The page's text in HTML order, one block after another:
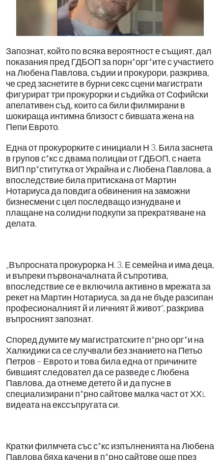
Запознат, който по всяка вероятност е същият, дал
показания пред ГДБОП за порн*орг*ите с участието
на Любена Павлова, съдии и прокурори, разкрива,
че сред заснетите в бурни секс сцени магистрати
фигурират три прокурорки и съдийка от Софийски
апелативен съд, които са били филмирани в
шокираща интимна близост с бившата жена на
Пепи Еврото.
Една от прокурорките с инициали Н 3. Била заснета
в групов с*кс с двама полицаи от ГДБОП, с наета
ВИП пр*ститутка от Украйна и с Любена Павлова, а
впоследствие била притискана от Мартин
Нотариуса да повдига обвинения на заможни
бизнесмени с цел последващо изнудване и
плащане на солидни подкупи за прекратяване на
делата.
„Въпросната прокурорка Н. 3. Е семейна и има деца,
и въпреки първоначалната й съпротива,
впоследствие се е включила активно в мрежата за
рекет на Мартин Нотариуса, за да не бъде разсипан
професионалният й и личният й живот“, разкрива
въпросният запознат.
Според думите му магистратските п*рно орг*и на
Халкидики са се случвали без знанието на Петьо
Петров – Еврото и това била една от причините
бившият следовател да се разведе с Любена
Павлова, да отнеме детето й и да пусне в
специализирани п*рно сайтове малка частот ХХL
видеата на екссъпругата си.
Кратки филмчета със с*кс изпълненията на Любена
Павлова бяха качени в п*рно сайтове още през